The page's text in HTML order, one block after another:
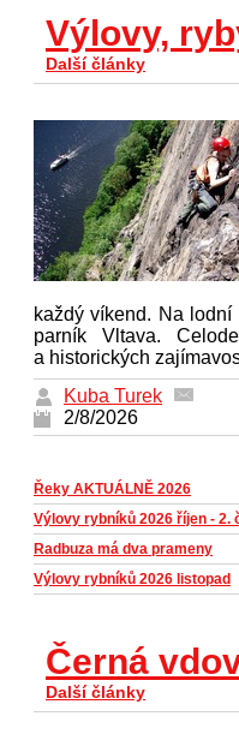
Výlovy,
Další články
každý víkend. Na
parník Vltava.
a historických
Kuba Turek
2/8/2026
Řeky AKTUÁLNĚ 2026
Výlovy rybníků 2026 říjen - 2.
Radbuza má dva prameny
Výlovy rybníků 2026 listopad
Černá
Další články